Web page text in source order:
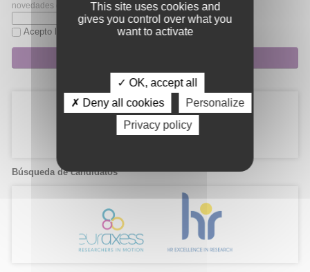
novedades de Fibao.
Acepto la política de privacidad
Búsqueda de candidatos
This site uses cookies and
gives you control over what you
want to activate
✓ OK, accept all
✗ Deny all cookies
Personalize
Privacy policy